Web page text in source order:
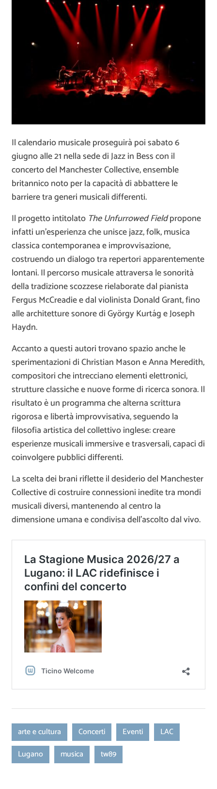
Il calendario musicale proseguirà poi sabato 6
giugno alle 21 nella sede di Jazz in Bess con il
concerto del Manchester Collective, ensemble
britannico noto per la capacità di abbattere le
barriere tra generi musicali differenti.
Il progetto intitolato The Unfurrowed Fieldpropone
infatti un’esperienza che unisce jazz, folk, musica
classica contemporanea e improvvisazione,
costruendo un dialogo tra repertori apparentemente
lontani. Il percorso musicale attraversa le sonorità
della tradizione scozzese rielaborate dal pianista
Fergus McCreadie e dal violinista Donald Grant, fino
alle architetture sonore di György Kurtág e Joseph
Haydn.
Accanto a questi autori trovano spazio anche le
sperimentazioni di Christian Mason e Anna Meredith,
compositori che intrecciano elementi elettronici,
strutture classiche e nuove forme di ricerca sonora. Il
risultato è un programma che alterna scrittura
rigorosa e libertà improvvisativa, seguendo la
filosofia artistica del collettivo inglese: creare
esperienze musicali immersive e trasversali, capaci di
coinvolgere pubblici differenti.
La scelta dei brani riflette il desiderio del Manchester
Collective di costruire connessioni inedite tra mondi
musicali diversi, mantenendo al centro la
dimensione umana e condivisa dell’ascolto dal vivo.
arte e cultura Concerti Eventi
LAC
Lugano
musica tw89